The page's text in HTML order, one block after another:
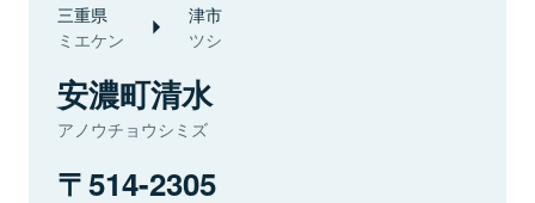
三重県
ミエケン
津市
ツシ
安濃町清水
アノウチョウシミズ
514-2305